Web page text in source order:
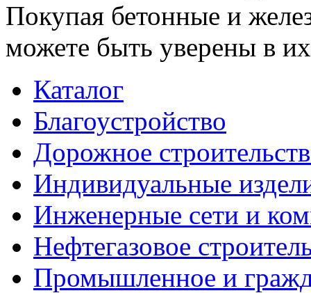
Покупая бетонные и
можете быть уверены в их
Каталог
Благоустройство
Дорожное
Индивидуальные
Инженерные сети и
Нефтегазовое
Промышленное и